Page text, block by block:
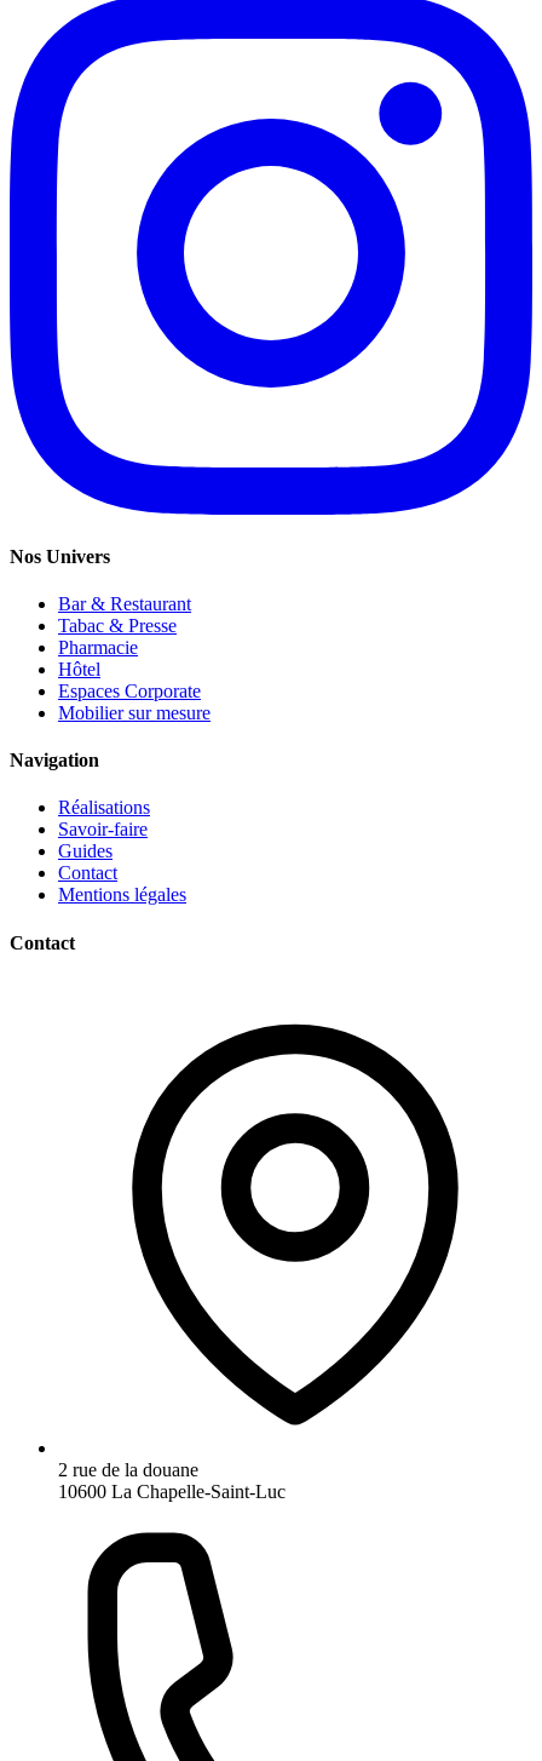
Nos Univers
Bar & Restaurant
Tabac & Presse
Pharmacie
Hôtel
Espaces Corporate
Mobilier sur mesure
Navigation
Réalisations
Savoir-faire
Guides
Contact
Mentions légales
Contact
2 rue de la douane
10600 La Chapelle-Saint-Luc